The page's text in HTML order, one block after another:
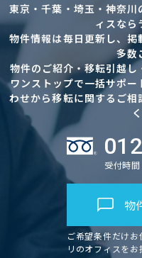
東京・千葉・埼玉・神奈
ィスなら
物件情報は毎日更新し、
多数
物件のご紹介・移転引越
ワンストップで一括サポ
わせから移転に関するご
受付時
物
ご希望条件だけ
リのオフィスをお